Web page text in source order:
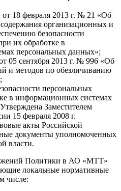
18 февраля 2013 г. № 21 «Об
организационных и
безопасности
их обработке в
персональных данных»;
05 сентября 2013 г. № 996 «Об
и методов по обезличиванию
персональных
в информационных системах
Заместителем
15 февраля 2008 г.
акты Российской
документы уполномоченных
власти.
Политики в АО «МТТ»
локальные нормативные
числе: